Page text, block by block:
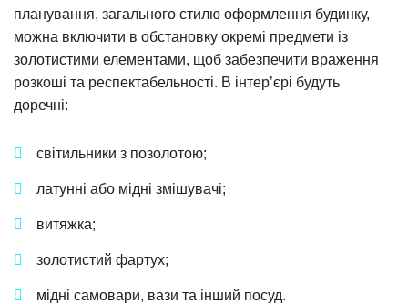
планування, загального стилю оформлення будинку,
можна включити в обстановку окремі предмети із
золотистими елементами, щоб забезпечити враження
розкоші та респектабельності. В інтер’єрі будуть
доречні:
світильники з позолотою;
латунні або мідні змішувачі;
витяжка;
золотистий фартух;
мідні самовари, вази та інший посуд.